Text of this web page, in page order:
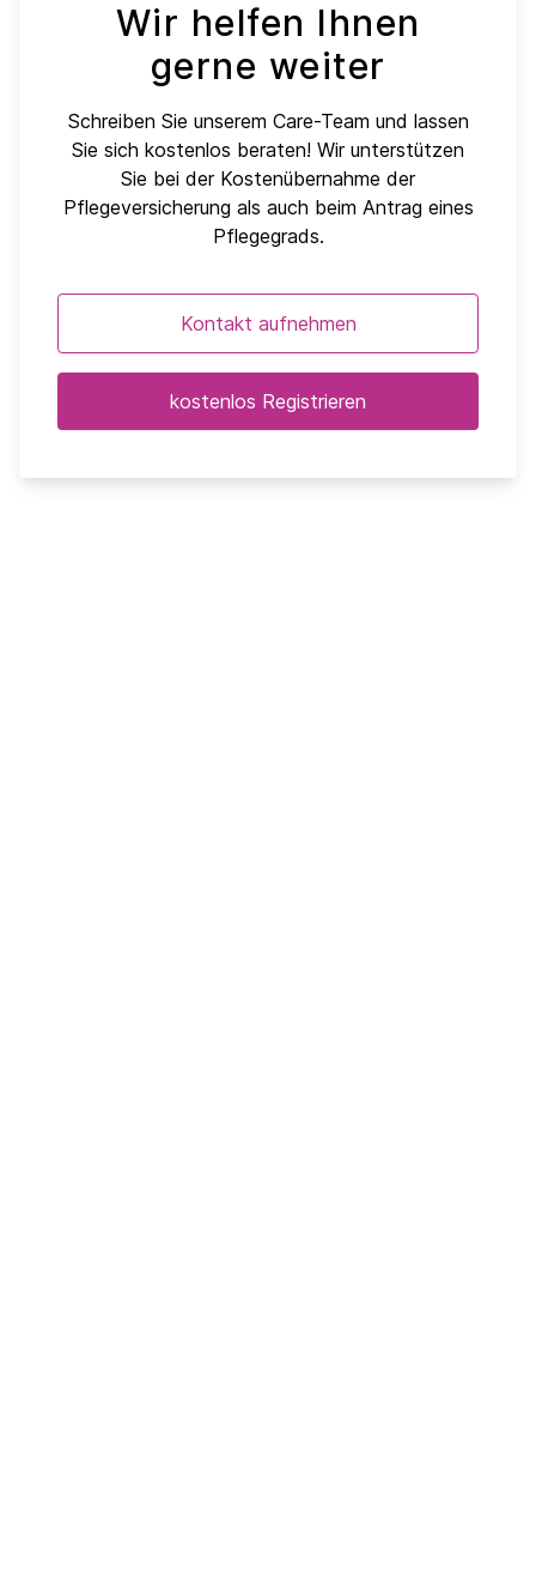
Wir helfen Ihnen
gerne weiter
Schreiben Sie unserem Care-Team und lassen
Sie sich kostenlos beraten! Wir unterstützen
Sie bei der Kostenübernahme der
Pflegeversicherung als auch beim Antrag eines
Pflegegrads.
Kontakt aufnehmen
kostenlos Registrieren